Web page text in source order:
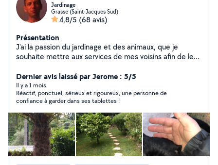
Jardinage
Grasse (Saint-Jacques Sud)
4,8/5 (68 avis)
Présentation
J'ai la passion du jardinage et des animaux, que je
souhaite mettre aux services de mes voisins afin de les
Dernier avis laissé par Jerome : 5/5
Il y a 1 mois
Réactif, ponctuel, sérieux et rigoureux, une personne de
confiance à garder dans ses tablettes !